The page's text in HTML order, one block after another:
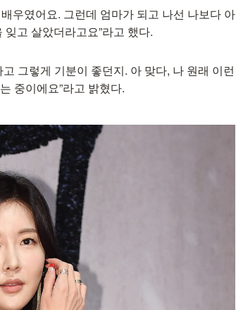
우였어요. 그런데 엄마가 되고 나선 나보다 아
잊고 살았더라고요”라고 했다.
그렇게 기분이 좋던지. 아 맞다, 나 원래 이런
중이에요”라고 밝혔다.